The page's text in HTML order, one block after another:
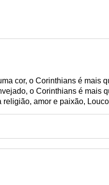
cor, o Corinthians é mais
o Corinthians é mais
amor e paixão,